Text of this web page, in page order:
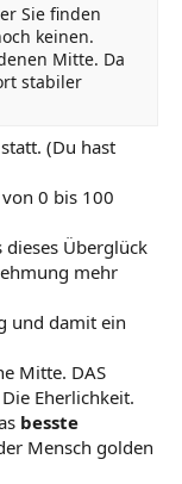
Sie finden
keinen.
Mitte. Da
stabiler
(Du hast
0 bis 100
dieses Überglück
mehr
und damit ein
Mitte. DAS
Eherlichkeit.
besste
Mensch golden